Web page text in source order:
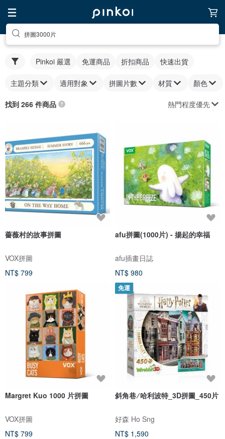
拼圖3000片
Pinkoi 嚴選 免運商品 折扣商品 快速出貨
主題分類 適用對象 拼圖片數 材質 顏色
找到 266 件商品 熱門程度優先
薔薇村的故事拼圖
VOX拼圖
NT$ 799
afu拼圖(1000片) - 揚起的幸福
afu插畫日誌
NT$ 980
Margret Kuo 1000 片拼圖
VOX拼圖
NT$ 799
免運
斜角巷 ∕ 哈利波特_3D拼圖_450片
好森 Ho Sng
NT$ 1,590